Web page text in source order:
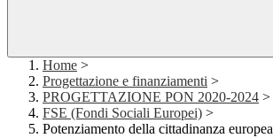
Home >
Progettazione e finanziamenti >
PROGETTAZIONE PON 2020-2024 >
FSE (Fondi Sociali Europei) >
Potenziamento della cittadinanza europea